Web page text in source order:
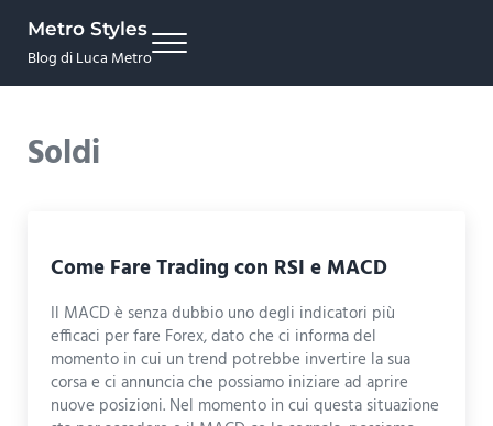
Metro Styles
Blog di Luca Metro Menu
Soldi
Come Fare Trading con RSI e MACD
Il MACD è senza dubbio uno degli indicatori più
efficaci per fare Forex, dato che ci informa del
momento in cui un trend potrebbe invertire la sua
corsa e ci annuncia che possiamo iniziare ad aprire
nuove posizioni. Nel momento in cui questa situazione